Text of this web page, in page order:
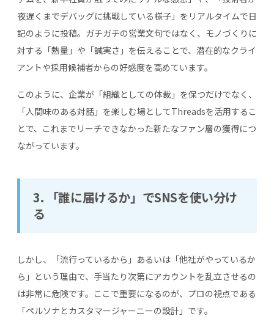
夜遅くまでデバッグに挑戦している様子」をリアルタイムで日
記のように投稿。ガチガチの営業文句ではなく、モノづくりに
対する「熱量」や「誠実さ」を伝えることで、潜在的なクライ
アントや採用候補者からの好感度を高めています。
このように、企業が「組織としての体裁」を保つだけでなく、
「人間味のある対話」を楽しむ場としてThreadsを活用するこ
とで、これまでリーチできなかった新たなファン層の獲得につ
ながっています。
3. 「誰に届けるか」でSNSを使い分け
る
しかし、「流行っているから」あるいは「他社がやっているか
ら」という理由で、手当たり次第にアカウントを乱立させるの
は非常に危険です。ここで重要になるのが、プロの視点である
「ペルソナとカスタマージャーニーの設計」です。